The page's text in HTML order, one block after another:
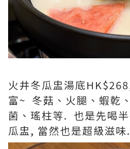
火井冬瓜盅湯底
富~ 冬菇、火腿、蝦乾
菌、瑤柱等. 也是先喝
瓜盅, 當然也是超級滋味.